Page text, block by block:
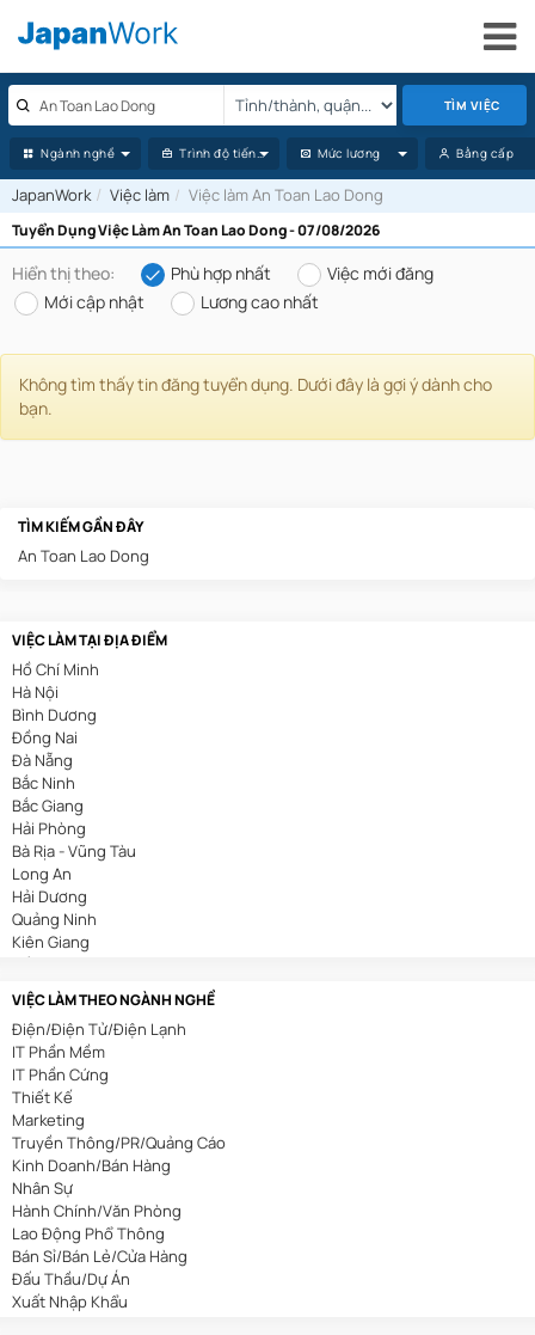
TÌM VIỆC
Ngành nghề Trình độ tiếng Nhật Mức lương Bằng cấp
JapanWork Việc làm Việc làm An Toan Lao Dong
Tuyển Dụng Việc Làm An Toan Lao Dong - 07/08/2026
Hiển thị theo: Phù hợp nhất
Việc mới đăng
Mới cập nhật
Lương cao nhất
Không tìm thấy tin đăng tuyển dụng. Dưới đây là gợi ý dành cho
bạn.
TÌM KIẾM GẦN ĐÂY
An Toan Lao Dong
VIỆC LÀM TẠI ĐỊA ĐIỂM
Hồ Chí Minh
Hà Nội
Bình Dương
Đồng Nai
Đà Nẵng
Bắc Ninh
Bắc Giang
Hải Phòng
Bà Rịa - Vũng Tàu
Long An
Hải Dương
Quảng Ninh
Kiên Giang
Cần Thơ
VIỆC LÀM THEO NGÀNH NGHỀ
Điện/Điện Tử/Điện Lạnh
IT Phần Mềm
IT Phần Cứng
Thiết Kế
Marketing
Truyền Thông/PR/Quảng Cáo
Kinh Doanh/Bán Hàng
Nhân Sự
Hành Chính/Văn Phòng
Lao Động Phổ Thông
Bán Sỉ/Bán Lẻ/Cửa Hàng
Đấu Thầu/Dự Án
Xuất Nhập Khẩu